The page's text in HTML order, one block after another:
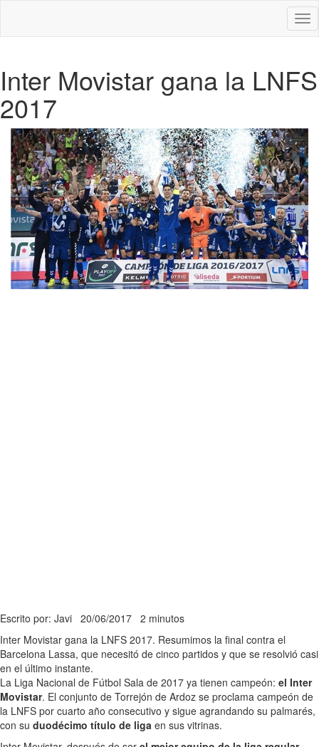
Inter Movistar gana la LNFS
2017
Escrito por: Javi 20/06/2017 2 minutos
Inter Movistar gana la LNFS 2017. Resumimos la final contra el
Barcelona Lassa, que necesitó de cinco partidos y que se resolvió casi
en el último instante.
La Liga Nacional de Fútbol Sala de 2017 ya tienen campeón: el Inter
Movistar. El conjunto de Torrejón de Ardoz se proclama campeón de
la LNFS por cuarto año consecutivo y sigue agrandando su palmarés,
con su duodécimo título de liga en sus vitrinas.